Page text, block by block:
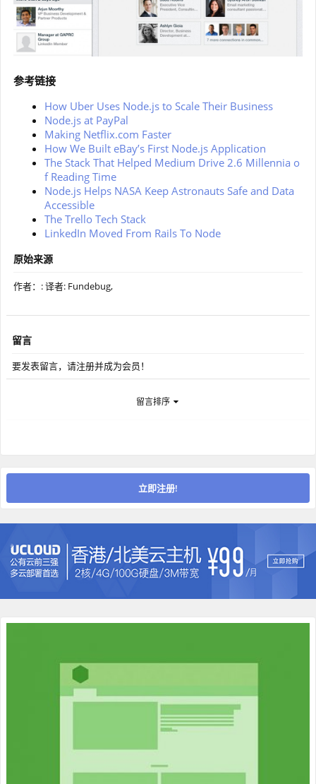
参考链接
How Uber Uses Node.js to Scale Their Business
Node.js at PayPal
Making Netflix.com Faster
How We Built eBay’s First Node.js Application
The Stack That Helped Medium Drive 2.6 Millennia o
f Reading Time
Node.js Helps NASA Keep Astronauts Safe and Data
Accessible
The Trello Tech Stack
LinkedIn Moved From Rails To Node
原始来源
作者：: 译者: Fundebug,
留言
要发表留言，请注册并成为会员！
留言排序
立即注册!